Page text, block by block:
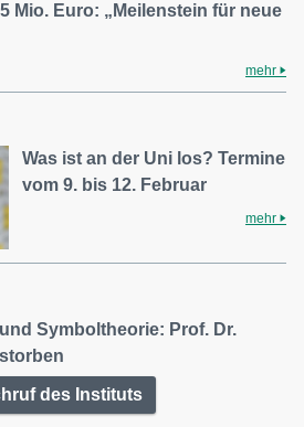
Mio. Euro: „Meilenstein für neue
mehr
Was ist an der Uni los? Termine
vom 9. bis 12. Februar
mehr
Symboltheorie: Prof. Dr.
des Instituts